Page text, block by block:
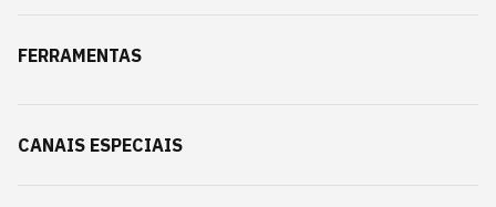
FERRAMENTAS
CANAIS ESPECIAIS